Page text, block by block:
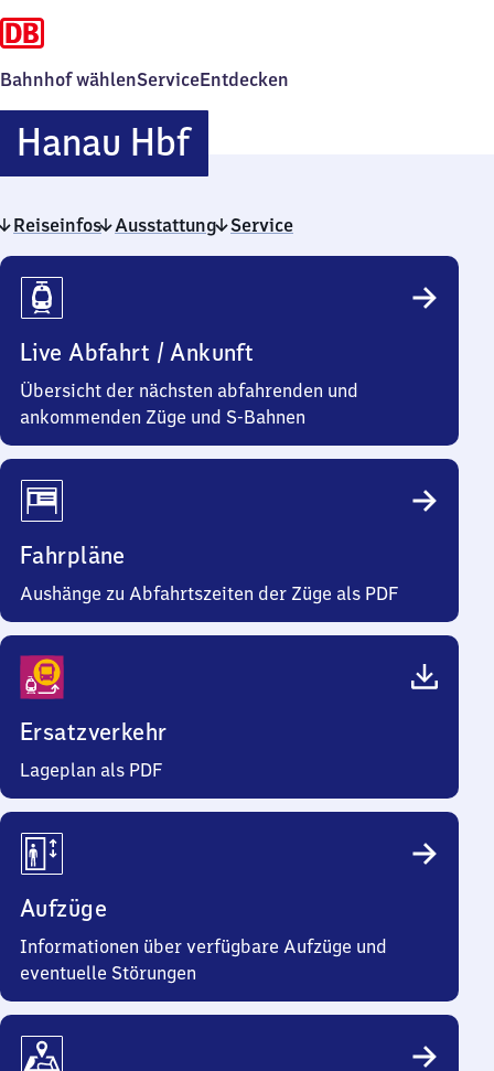
Bahnhof wählenServiceEntdecken
Hanau HbfHanau
Hauptbahnhof
Reiseinfos Ausstattung Service
Reiseinfos
Live Abfahrt / Ankunft
Übersicht der nächsten abfahrenden und
ankommenden Züge und S-Bahnen
Fahrpläne
Aushänge zu Abfahrtszeiten der Züge als PDF
Ersatzverkehr
Lageplan als PDF
Aufzüge
Informationen über verfügbare Aufzüge und
eventuelle Störungen